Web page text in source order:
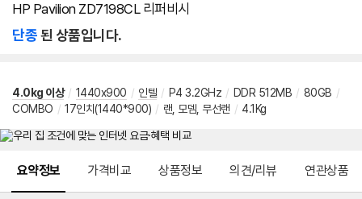
HP Pavilion ZD7198CL 리퍼비시
단종된 상품입니다.
4.0kg 이상 / 1440x900 / 인텔 / P4 3.2GHz / DDR 512MB / 80GB /
COMBO / 17인치(1440*900) / 랜, 모뎀, 무선랜 / 4.1Kg
요약정보 가격비교 상품정보 의견/리뷰 연관상품